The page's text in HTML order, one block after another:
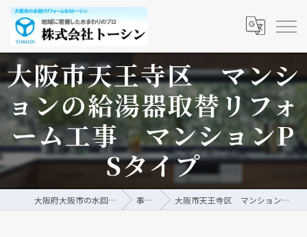
大阪市天王寺区 マンシ
ョンの給湯器取替リフォ
ーム工事 マンションP
Sタイプ
大阪府大阪市の水回りリフォームなら株式会社トーシン 事例/ブログ 大阪市天王寺区 マンションの給湯器取替リフォーム工事 マンションPSタイプ